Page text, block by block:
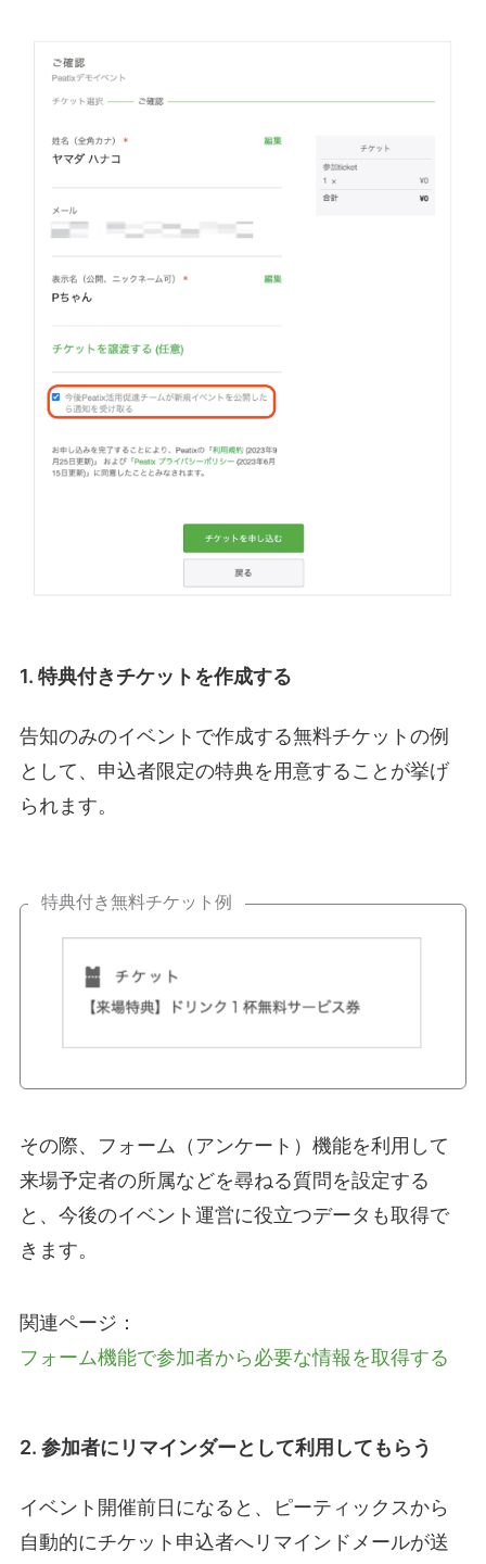
1. 特典付きチケットを作成する
告知のみのイベントで作成する無料チケットの例
として、申込者限定の特典を用意することが挙げ
られます。
特典付き無料チケット例
その際、フォーム（アンケート）機能を利用して
来場予定者の所属などを尋ねる質問を設定する
と、今後のイベント運営に役立つデータも取得で
きます。
関連ページ：
フォーム機能で参加者から必要な情報を取得する
2. 参加者にリマインダーとして利用してもらう
イベント開催前日になると、ピーティックスから
自動的にチケット申込者へリマインドメールが送